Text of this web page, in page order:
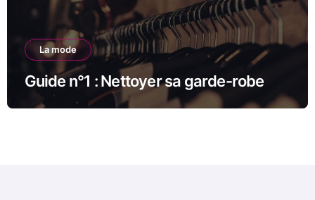
La mode
Guide n°1 : Nettoyer sa garde-robe